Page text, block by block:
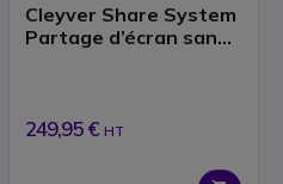
Cleyver Share System
Partage d’écran sans
249,95 € HT